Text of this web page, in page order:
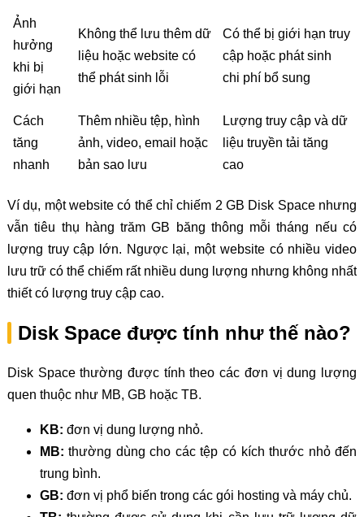
Ảnh
hưởng
khi bị
giới hạn
Không thể lưu thêm dữ
liệu hoặc website có
thể phát sinh lỗi
Có thể bị giới hạn truy
cập hoặc phát sinh
chi phí bổ sung
Cách
tăng
nhanh
Thêm nhiều tệp, hình
ảnh, video, email hoặc
bản sao lưu
Lượng truy cập và dữ
liệu truyền tải tăng
cao
Ví dụ, một website có thể chỉ chiếm 2 GB Disk Space nhưng
vẫn tiêu thụ hàng trăm GB băng thông mỗi tháng nếu có
lượng truy cập lớn. Ngược lại, một website có nhiều video
lưu trữ có thể chiếm rất nhiều dung lượng nhưng không nhất
thiết có lượng truy cập cao.
Disk Space được tính như thế nào?
Disk Space thường được tính theo các đơn vị dung lượng
quen thuộc như MB, GB hoặc TB.
KB: đơn vị dung lượng nhỏ.
MB: thường dùng cho các tệp có kích thước nhỏ đến
trung bình.
GB: đơn vị phổ biến trong các gói hosting và máy chủ.